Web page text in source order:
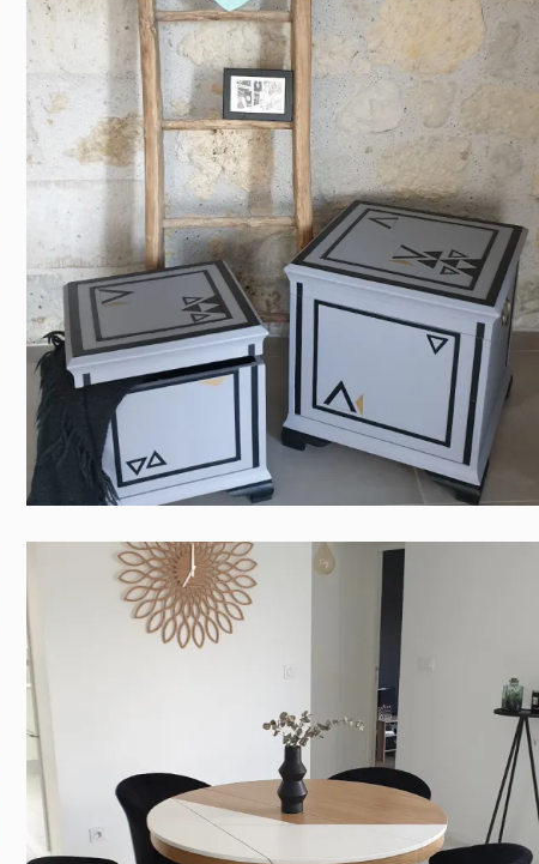
Coffre à motifs géométriques
Contemporain
TABLE DE SALLE A MANGER DECOR
GEOMETRIQUE
Contemporain